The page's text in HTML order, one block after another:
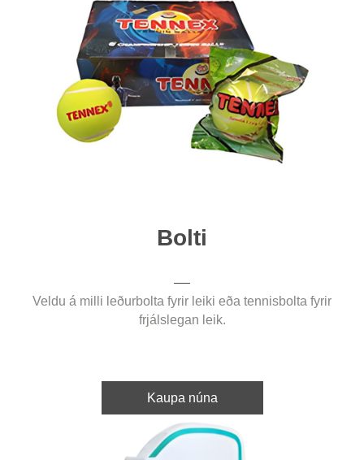
Bolti
Veldu á milli leðurbolta fyrir leiki eða tennisbolta fyrir
frjálslegan leik.
Kaupa núna